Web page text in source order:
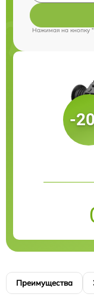
Нажимая на кнопку
-
Преимущества